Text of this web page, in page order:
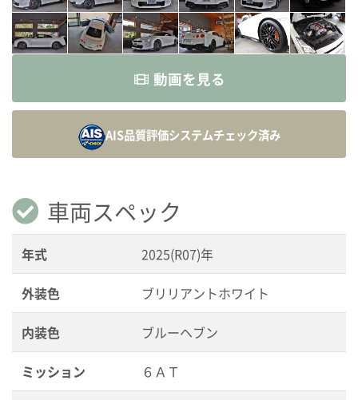
動画を見る
AIS品質評価システムチェック済み
車両スペック
年式 2025(R07)年
外装色 ブリリアントホワイト
内装色 ブルーヘブン
ミッション ６ＡＴ